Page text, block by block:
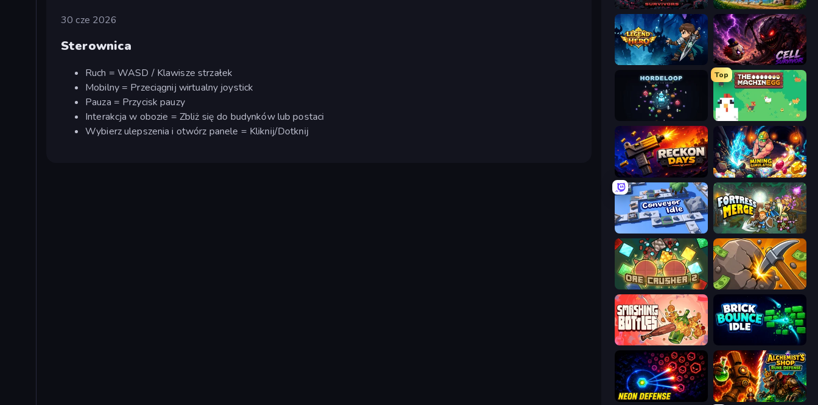
30 cze 2026
Sterownica
Ruch = WASD / Klawisze strzałek
Mobilny = Przeciągnij wirtualny joystick
Pauza = Przycisk pauzy
Interakcja w obozie = Zbliż się do budynków lub postaci
Wybierz ulepszenia i otwórz panele = Kliknij/Dotknij
Nightfall Survivors Mage Castle Idle Defense
Legend of Hero Cell Survivor
HordeLoop
Top
The MachinEGG
Reckon Days Mining Simulator
Conveyor Idle Fortress Merge
OreCrusher 2 Mine Clicker
Smashing Bottles Brick Bounce Idle
Neon Defense Alchemist's Shop: Rune Defense